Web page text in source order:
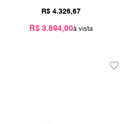
R$ 4.326,67
R$ 3.894,00